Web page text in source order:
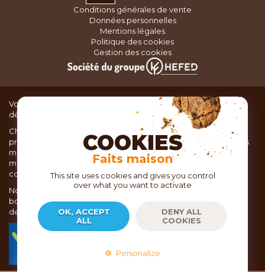
Conditions générales de vente
Données personnelles
Mentions légales
Politique des cookies
Gestion des cookies
Vous recherchez du matériel de cuisine pour concocter de
délicieux plats ou des pâtisseries dignes d’un grand chef ?
Chez TOC, boutique d’ustensiles de cuisine, nous vous
proposons une large sélection de produits issus des meilleures
marques de matériel de cuisine: Ustensiles de pâtisserie,
matériel de cuisson, service de table, ustensiles de cuisine,
coutellerie, set picnic.
Nous vous réservons un accueil chaleureux au sein de nos 21
boutiques, mais vous trouverez également tout votre matériel
de cuisine en ligne sur notre site internet toc.fr
commerce et de la vente à distance depuis 2018.
COOKIES
Faits maison
This site uses cookies and gives you control
over what you want to activate
OK, ACCEPT
ALL
DENY ALL
COOKIES
Personalize